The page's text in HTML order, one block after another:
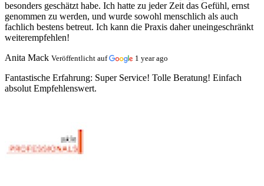
besonders geschätzt habe. Ich hatte zu jeder Zeit das Gefühl, ernst
genommen zu werden, und wurde sowohl menschlich als auch
fachlich bestens betreut. Ich kann die Praxis daher uneingeschränkt
weiterempfehlen!
Anita Mack Veröffentlicht auf 1 year ago
Fantastische Erfahrung: Super Service! Tolle Beratung! Einfach
absolut Empfehlenswert.